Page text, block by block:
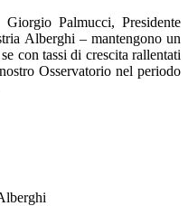
Palmucci, Presidente
Alberghi – mantengono un
con tassi di crescita rallentati
Osservatorio nel periodo